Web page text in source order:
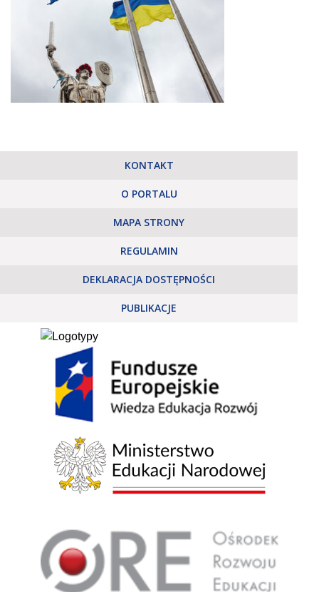
KONTAKT
O PORTALU
MAPA STRONY
REGULAMIN
DEKLARACJA DOSTĘPNOŚCI
PUBLIKACJE